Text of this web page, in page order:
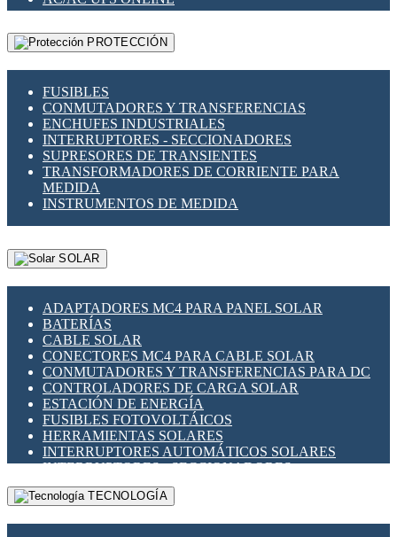
PROTECCIÓN
FUSIBLES
CONMUTADORES Y TRANSFERENCIAS
ENCHUFES INDUSTRIALES
INTERRUPTORES - SECCIONADORES
SUPRESORES DE TRANSIENTES
TRANSFORMADORES DE CORRIENTE PARA
MEDIDA
INSTRUMENTOS DE MEDIDA
SOLAR
ADAPTADORES MC4 PARA PANEL SOLAR
BATERÍAS
CABLE SOLAR
CONECTORES MC4 PARA CABLE SOLAR
CONMUTADORES Y TRANSFERENCIAS PARA DC
CONTROLADORES DE CARGA SOLAR
ESTACIÓN DE ENERGÍA
FUSIBLES FOTOVOLTÁICOS
HERRAMIENTAS SOLARES
INTERRUPTORES AUTOMÁTICOS SOLARES
INTERRUPTORES - SECCIONADORES
FOTOVOLTÁICOS
MONTAJE PANEL SOLAR
TECNOLOGÍA